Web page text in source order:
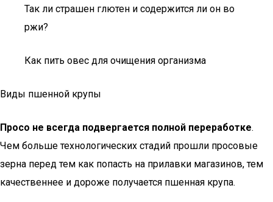
Так ли страшен глютен и содержится ли он во
ржи?
Как пить овес для очищения организма
Виды пшенной крупы
Просо не всегда подвергается полной переработке.
Чем больше технологических стадий прошли просовые
зерна перед тем как попасть на прилавки магазинов, тем
качественнее и дороже получается пшенная крупа.